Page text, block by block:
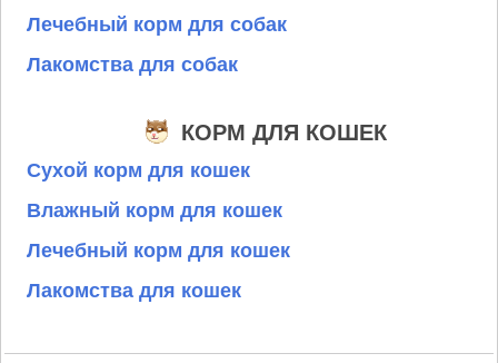
Лечебный корм для собак
Лакомства для собак
КОРМ ДЛЯ КОШЕК
Сухой корм для кошек
Влажный корм для кошек
Лечебный корм для кошек
Лакомства для кошек